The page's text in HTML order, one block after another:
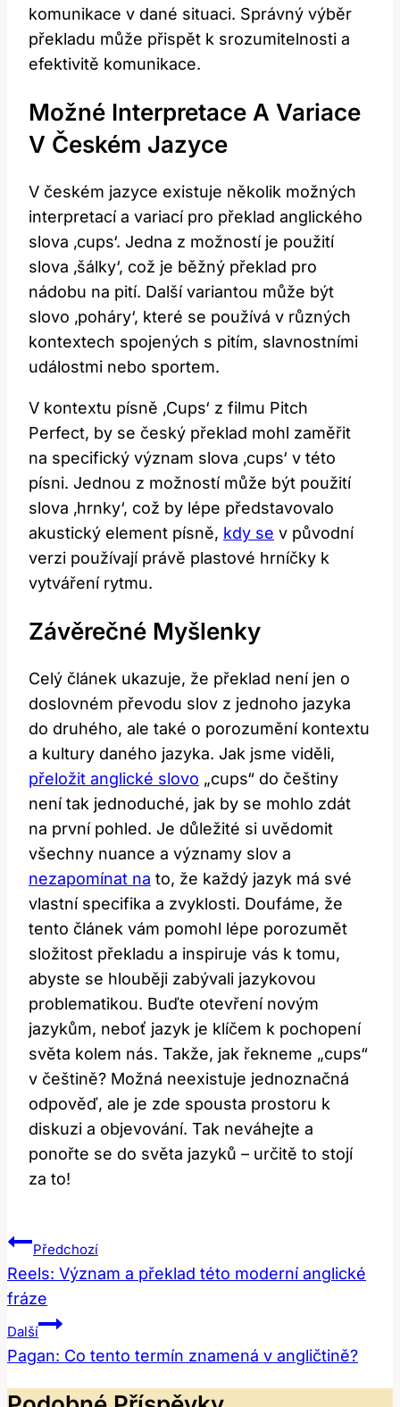
komunikace v dané situaci. Správný výběr
překladu může přispět k srozumitelnosti a
efektivitě komunikace.
Možné Interpretace A Variace
V Českém Jazyce
V českém jazyce existuje několik možných
interpretací a variací pro překlad anglického
slova ‚cups‘. Jedna z možností je použití
slova ‚šálky‘, což je běžný překlad pro
nádobu na pití. Další variantou může být
slovo ‚poháry‘, které se používá v různých
kontextech spojených s pitím, slavnostními
událostmi nebo sportem.
V kontextu písně ‚Cups‘ z filmu Pitch
Perfect, by se český překlad mohl zaměřit
na specifický význam slova ‚cups‘ v této
písni. Jednou z možností může být použití
slova ‚hrnky‘, což by lépe představovalo
akustický element písně, kdy se v původní
verzi používají právě plastové hrníčky k
vytváření rytmu.
Závěrečné Myšlenky
Celý článek ukazuje, že překlad není jen o
doslovném převodu slov z jednoho jazyka
do druhého, ale také o porozumění kontextu
a kultury daného jazyka. Jak jsme viděli,
přeložit anglické slovo „cups“ do češtiny
není tak jednoduché, jak by se mohlo zdát
na první pohled. Je důležité si uvědomit
všechny nuance a významy slov a
nezapomínat na to, že každý jazyk má své
vlastní specifika a zvyklosti. Doufáme, že
tento článek vám pomohl lépe porozumět
složitost překladu a inspiruje vás k tomu,
abyste se hlouběji zabývali jazykovou
problematikou. Buďte otevření novým
jazykům, neboť jazyk je klíčem k pochopení
světa kolem nás. Takže, jak řekneme „cups“
v češtině? Možná neexistuje jednoznačná
odpověď, ale je zde spousta prostoru k
diskuzi a objevování. Tak neváhejte a
ponořte se do světa jazyků – určitě to stojí
za to!
Navigace
Pro
Příspěvek
Předchozí
Reels: Význam a překlad této moderní anglické
fráze
Další
Pagan: Co tento termín znamená v angličtině?